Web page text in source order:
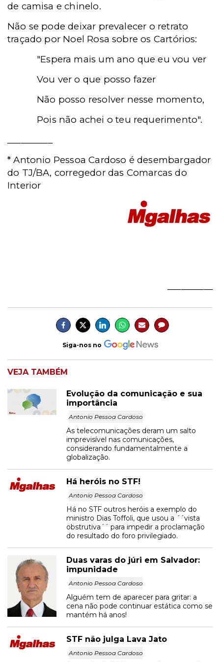
de camisa e chinelo.
Não se pode deixar prevalecer o retrato
traçado por Noel Rosa sobre os Cartórios:
"Espera mais um ano que eu vou ver
Vou ver o que posso fazer
Não posso resolver nesse momento,
Pois não achei o teu requerimento".
* Antonio Pessoa Cardoso é desembargador
do TJ/BA, corregedor das Comarcas do
Interior
Siga-nos no
VEJA TAMBÉM
Evolução da comunicação e sua
importância
Antonio Pessoa Cardoso
As telecomunicações deram um salto
imprevisível nas comunicações,
considerando fundamentalmente a
globalização.
Há heróis no STF!
Antonio Pessoa Cardoso
Há no STF outros heróis a exemplo do
ministro Dias Toffoli, que usou a ´´vista
obstrutiva´´ para impedir a proclamação
do resultado do foro privilegiado.
Duas varas do júri em Salvador:
impunidade
Antonio Pessoa Cardoso
Alguém tem de aparecer para gritar: a
cena não pode continuar estática como se
mantém há anos!
STF não julga Lava Jato
Antonio Pessoa Cardoso